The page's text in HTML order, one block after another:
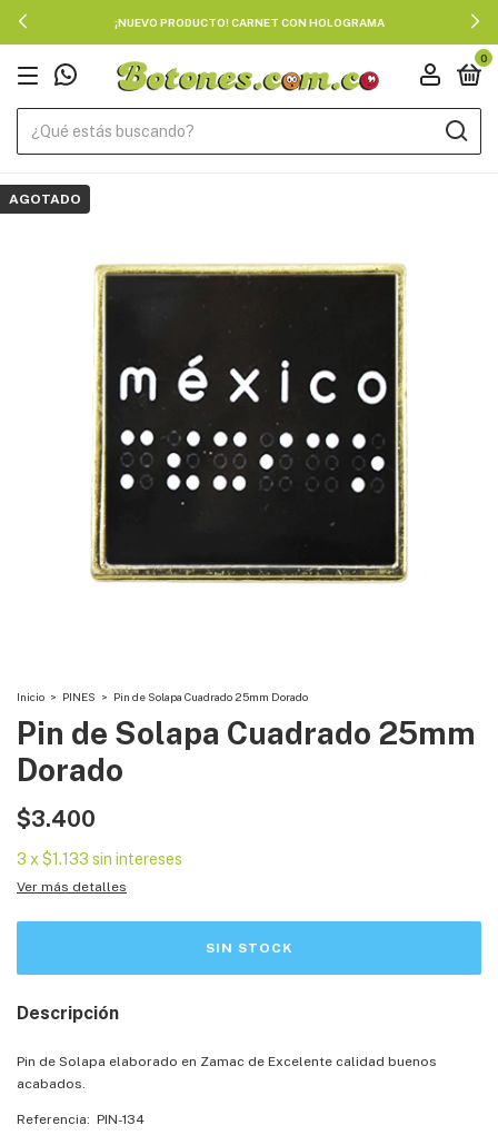
¡NUEVO PRODUCTO! CARNET CON HOLOGRAMA
0
AGOTADO
Inicio > PINES > Pin de Solapa Cuadrado 25mm Dorado
Pin de Solapa Cuadrado 25mm
Dorado
$3.400
3 x $1.133 sin intereses
Ver más detalles
Descripción
Pin de Solapa elaborado en Zamac de Excelente calidad buenos
acabados.
Referencia: PIN-134